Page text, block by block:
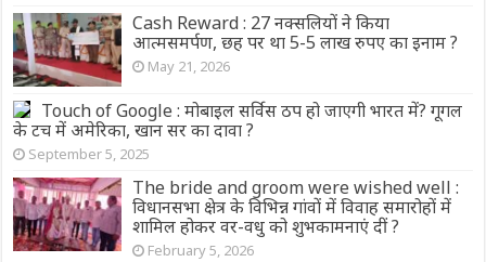
Cash Reward : 27 नक्सलियों ने किया
आत्मसमर्पण, छह पर था 5-5 लाख रुपए का इनाम ?
May 21, 2026
Touch of Google : मोबाइल सर्विस ठप हो जाएगी भारत में? गूगल
के टच में अमेरिका, खान सर का दावा ?
September 5, 2025
The bride and groom were wished well :
विधानसभा क्षेत्र के विभिन्न गांवों में विवाह समारोहों में
शामिल होकर वर-वधु को शुभकामनाएं दीं ?
February 5, 2026